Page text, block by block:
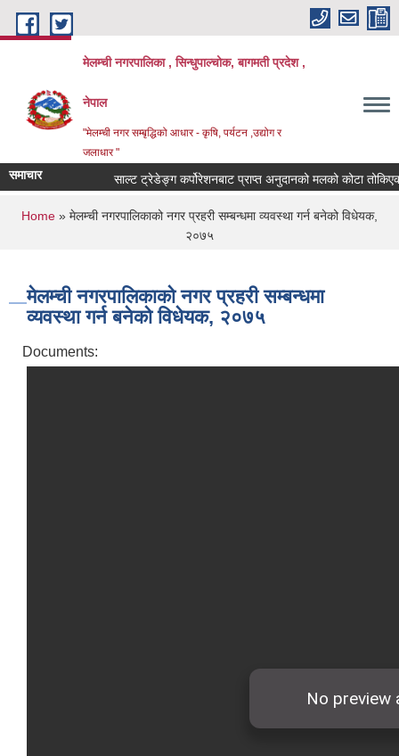
Skip to main content
मेलम्ची नगरपालिका , सिन्धुपाल्चोक, बागमती प्रदेश ,
नेपाल
"मेलम्ची नगर सम्बृद्धिको आधार - कृषि, पर्यटन ,उद्योग र
जलाधार "
समाचार साल्ट ट्रेडेङ्ग कर्पोरेशनबाट प्राप्त अनुदानको मलको कोटा तोकिएको
You are here
Home » मेलम्ची नगरपालिकाको नगर प्रहरी सम्बन्धमा व्यवस्था गर्न बनेको विधेयक,
२०७५
मेलम्ची नगरपालिकाको नगर प्रहरी सम्बन्धमा
व्यवस्था गर्न बनेको विधेयक, २०७५
Documents: